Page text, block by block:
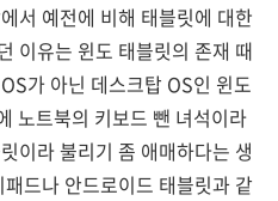
서 예전에 비해 태블릿에 대한
이유는 윈도 태블릿의 존재 때
가 아닌 데스크탑 OS인 윈도
노트북의 키보드 뺀 녀석이라
이라 불리기 좀 애매하다는 생
드나 안드로이드 태블릿과 같